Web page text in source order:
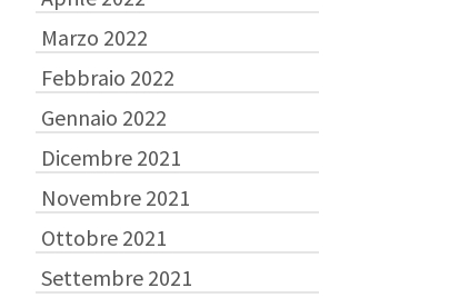
Marzo 2022
Febbraio 2022
Gennaio 2022
Dicembre 2021
Novembre 2021
Ottobre 2021
Settembre 2021